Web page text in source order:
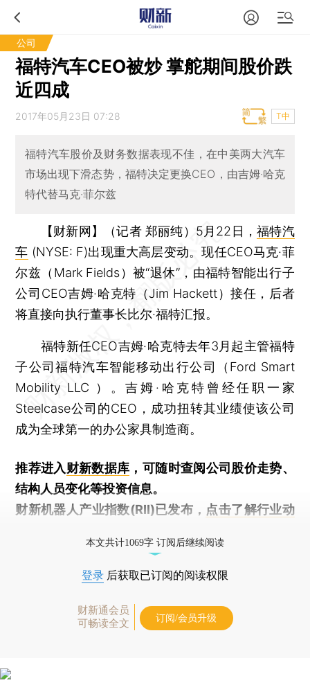
公司
福特汽车CEO被炒 掌舵期间股价跌
近四成
2017年05月23日 07:28 T中
福特汽车股价及财务数据表现不佳，在中美两大汽车
市场出现下滑态势，福特决定更换CEO，由吉姆·哈克
特代替马克·菲尔兹
【财新网】（记者 郑丽纯） 5月22日，福特汽
车 (NYSE: F)出现重大高层变动。现任CEO马克·菲
尔兹（Mark Fields）被“退休”，由福特智能出行子
公司CEO吉姆·哈克特（Jim Hackett）接任，后者
将直接向执行董事长比尔·福特汇报。
福特新任CEO吉姆·哈克特去年3月起主管福特
子公司福特汽车智能移动出行公司（Ford Smart
Mobility LLC ）。吉姆·哈克特曾经任职一家
Steelcase公司的CEO，成功扭转其业绩使该公司
成为全球第一的办公家具制造商。
推荐进入财新数据库 ，可随时查阅公司股价走势、
结构人员变化等投资信息。
财新机器人产业指数(RII)已发布， 点击了解行业动
本文共计1069字 订阅后继续阅读
登录 后获取已订阅的阅读权限
财新通会员
可畅读全文
订阅/会员升级